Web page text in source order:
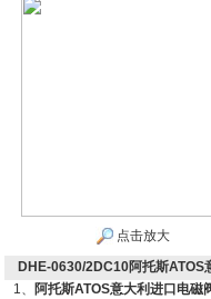
点击放大
DHE-0630/2DC10阿托斯ATOS
1、
阿托斯ATOS意大利进口电磁